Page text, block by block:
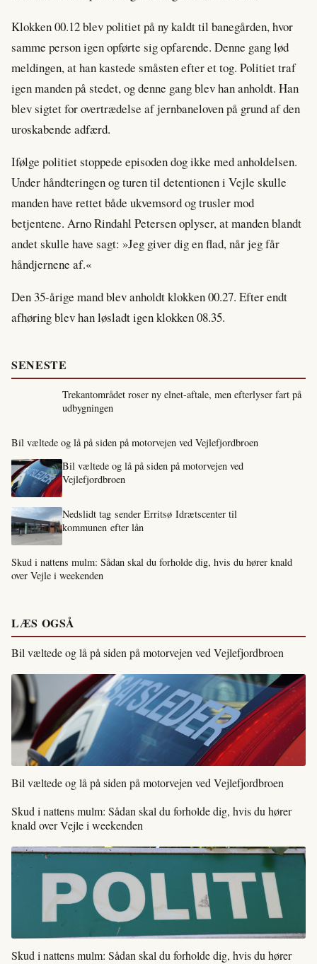
Klokken 00.12 blev politiet på ny kaldt til banegården, hvor
samme person igen opførte sig opfarende. Denne gang lød
meldingen, at han kastede småsten efter et tog. Politiet traf
igen manden på stedet, og denne gang blev han anholdt. Han
blev sigtet for overtrædelse af jernbaneloven på grund af den
uroskabende adfærd.
Ifølge politiet stoppede episoden dog ikke med anholdelsen.
Under håndteringen og turen til detentionen i Vejle skulle
manden have rettet både ukvemsord og trusler mod
betjentene. Arno Rindahl Petersen oplyser, at manden blandt
andet skulle have sagt: »Jeg giver dig en flad, når jeg får
håndjernene af.«
Den 35-årige mand blev anholdt klokken 00.27. Efter endt
afhøring blev han løsladt igen klokken 08.35.
SENESTE
Trekantområdet roser ny elnet-aftale, men efterlyser fart på
udbygningen
Bil væltede og lå på siden på motorvejen ved Vejlefjordbroen
Bil væltede og lå på siden på motorvejen ved
Vejlefjordbroen
Nedslidt tag sender Erritsø Idrætscenter til
kommunen efter lån
Skud i nattens mulm: Sådan skal du forholde dig, hvis du hører knald
over Vejle i weekenden
LÆS OGSÅ
Bil væltede og lå på siden på motorvejen ved Vejlefjordbroen
Bil væltede og lå på siden på motorvejen ved Vejlefjordbroen
Skud i nattens mulm: Sådan skal du forholde dig, hvis du hører
knald over Vejle i weekenden
Skud i nattens mulm: Sådan skal du forholde dig, hvis du hører